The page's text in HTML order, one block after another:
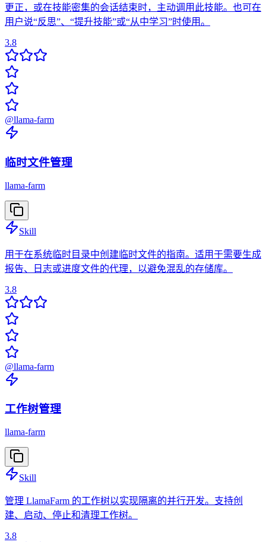
更正，或在技能密集的会话结束时，主动调用此技能。也可在
用户说“反思”、“提升技能”或“从中学习”时使用。
3.8
@llama-farm
临时文件管理
llama-farm
Skill
用于在系统临时目录中创建临时文件的指南。适用于需要生成
报告、日志或进度文件的代理，以避免混乱的存储库。
3.8
@llama-farm
工作树管理
llama-farm
Skill
管理 LlamaFarm 的工作树以实现隔离的并行开发。支持创
建、启动、停止和清理工作树。
3.8